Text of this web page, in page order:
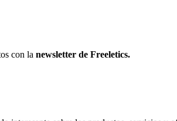
con la newsletter de Freeletics.